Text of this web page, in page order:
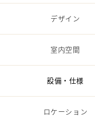
デザイン
室内空間
設備・仕様
ロケーション